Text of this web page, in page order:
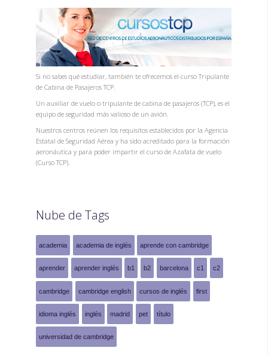
Si no sabes qué estudiar, también te ofrecemos el curso Tripulante
de Cabina de Pasajeros TCP.
Un auxiliar de vuelo o tripulante de cabina de pasajeros (TCP), es el
equipo de seguridad más valioso de un avión.
Nuestros centros reúnen los requisitos establecidos por la Agencia
Estatal de Seguridad Aérea y ha sido acreditado para la formación
aeronáutica y para poder impartir el curso de Azafata de vuelo
(Curso TCP).
Nube de Tags
academia academia de inglés aprende con cambridge
aprender aprender inglés b1 b2 barcelona c1 c2
cambridge cambridge english cursos de inglés first
idioma inglés inglés madrid pet título
universidad de cambridge